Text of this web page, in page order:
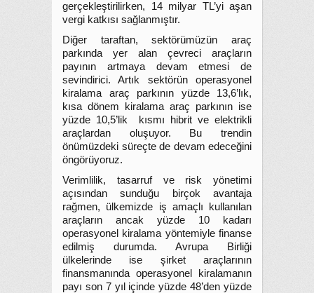
gerçekleştirilirken, 14 milyar TL’yi aşan
vergi katkısı sağlanmıştır.
Diğer taraftan, sektörümüzün araç
parkında yer alan çevreci araçların
payının artmaya devam etmesi de
sevindirici. Artık sektörün operasyonel
kiralama araç parkının yüzde 13,6’lık,
kısa dönem kiralama araç parkının ise
yüzde 10,5’lik kısmı hibrit ve elektrikli
araçlardan oluşuyor. Bu trendin
önümüzdeki süreçte de devam edeceğini
öngörüyoruz.
Verimlilik, tasarruf ve risk yönetimi
açısından sunduğu birçok avantaja
rağmen, ülkemizde iş amaçlı kullanılan
araçların ancak yüzde 10 kadarı
operasyonel kiralama yöntemiyle finanse
edilmiş durumda. Avrupa Birliği
ülkelerinde ise şirket araçlarının
finansmanında operasyonel kiralamanın
payı son 7 yıl içinde yüzde 48’den yüzde